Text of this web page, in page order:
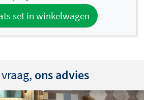
set in winkelwagen
ons advies